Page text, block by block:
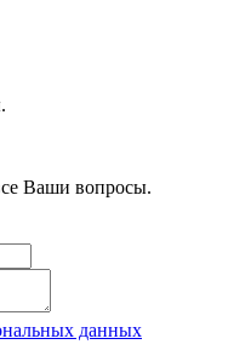
Ваши вопросы.
данных